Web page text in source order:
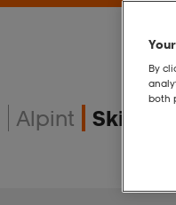
Alpint
By
both